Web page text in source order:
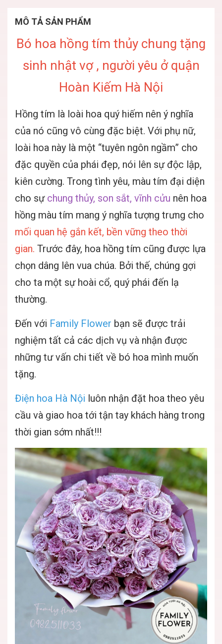
MÔ TẢ SẢN PHẨM
Bó hoa hồng tím thủy chung tặng
sinh nhật vợ , người yêu ở quận
Hoàn Kiếm Hà Nội
Hồng tím là loài hoa quý hiếm nên ý nghĩa
của nó cũng vô cùng đặc biệt. Với phụ nữ,
loài hoa này là một “tuyên ngôn ngầm” cho
đặc quyền của phái đẹp, nói lên sự độc lập,
kiên cường. Trong tình yêu, màu tím đại diện
cho sự chung thủy, son sắt, vĩnh cửu nên hoa
hồng màu tím mang ý nghĩa tượng trưng cho
mối quan hệ gắn kết, bền vững theo thời
gian. Trước đây, hoa hồng tím cũng được lựa
chọn dâng lên vua chúa. Bởi thế, chúng gợi
cho ta một sự hoài cổ, quý phái đến lạ
thường.
Đến với Family Flower bạn sẽ được trải
nghiệm tất cả các dịch vụ và nhận được
những tư vấn chi tiết về bó hoa mình muốn
tặng.
Điện hoa Hà Nội luôn nhận đặt hoa theo yêu
cầu và giao hoa tới tận tay khách hàng trong
thời gian sớm nhất!!!